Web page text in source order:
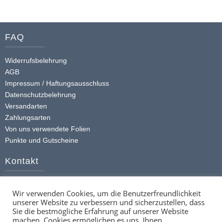
weist
mehrere
auf.
Die
Optionen
können
auf
der
Produktseite
gewählt
werden
FAQ
Widerrufsbelehrung
AGB
Impressum / Haftungsausschluss
Datenschutzbelehrung
Versandarten
Zahlungsarten
Von uns verwendete Folien
Punkte und Gutscheine
Kontakt
info@ttstickerz.de
Kontaktformular
Wir verwenden Cookies, um die Benutzerfreundlichkeit
unserer Website zu verbessern und sicherzustellen, dass
Sie die bestmögliche Erfahrung auf unserer Website
machen. Cookies ermöglichen es uns, Ihnen